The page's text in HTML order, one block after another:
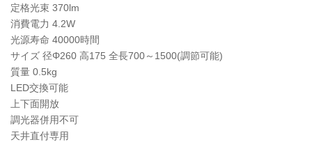
定格光束 370lm
消費電力 4.2W
光源寿命 40000時間
サイズ 径Φ260 高175 全長700～1500(調節可能)
質量 0.5kg
LED交換可能
上下面開放
調光器併用不可
天井直付専用